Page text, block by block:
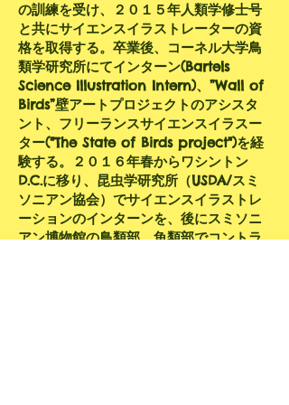
の訓練を受け、２０１５年人類学修士号
と共にサイエンスイラストレーターの資
格を取得する。卒業後、コーネル大学鳥
類学研究所にてインターン(Bartels
Science Illustration Intern)、”Wall of
Birds”壁アートプロジェクトのアシスタ
ント、フリーランスサイエンスイラスー
ター("The State of Birds project")を経
験する。
２０１６年春からワシントン
D.C.に移り、昆虫学研究所（USDA/スミ
ソニアン協会）でサイエンスイラストレ
ーションのインターンを、後にスミソニ
アン博物館の鳥類部、魚類部でコントラ